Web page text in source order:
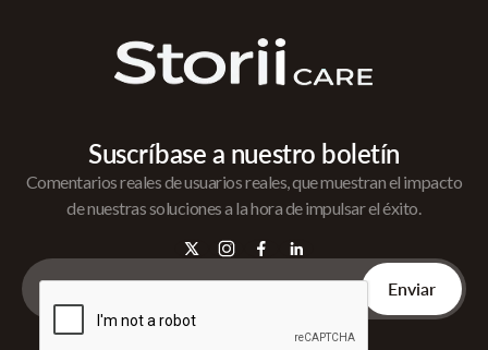
Suscríbase a nuestro boletín
Comentarios reales de usuarios reales, que muestran el impacto
de nuestras soluciones a la hora de impulsar el éxito.